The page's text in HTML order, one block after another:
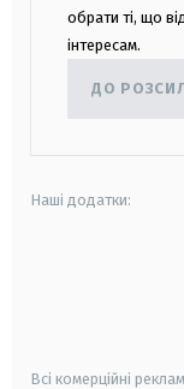
обрати ті, що
інтересам.
ДО
Наші додатки:
Всі комерційні